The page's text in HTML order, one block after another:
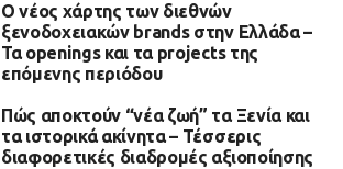
Ο νέος χάρτης των διεθνών
ξενοδοχειακών brands στην Ελλάδα –
Τα openings και τα projects της
επόμενης περιόδου
Πώς αποκτούν “νέα ζωή” τα Ξενία και
τα ιστορικά ακίνητα – Τέσσερις
διαφορετικές διαδρομές αξιοποίησης